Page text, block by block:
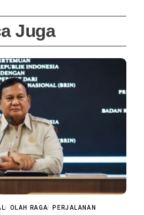
Juga
OLAH RAGA PERJALANAN